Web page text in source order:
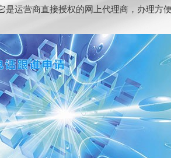
运营商直接授权的网上代理商，办理方便